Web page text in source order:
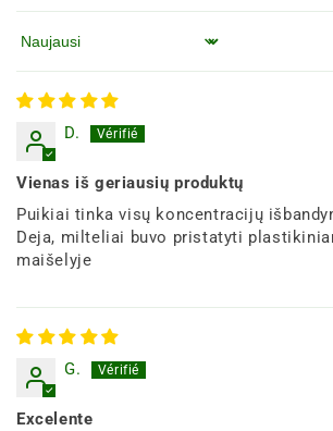
Rūšiuoti pagal
D.
Vienas iš geriausių produktų
Puikiai tinka visų koncentracijų
Deja, milteliai buvo pristatyti
maišelyje
G.
Excelente